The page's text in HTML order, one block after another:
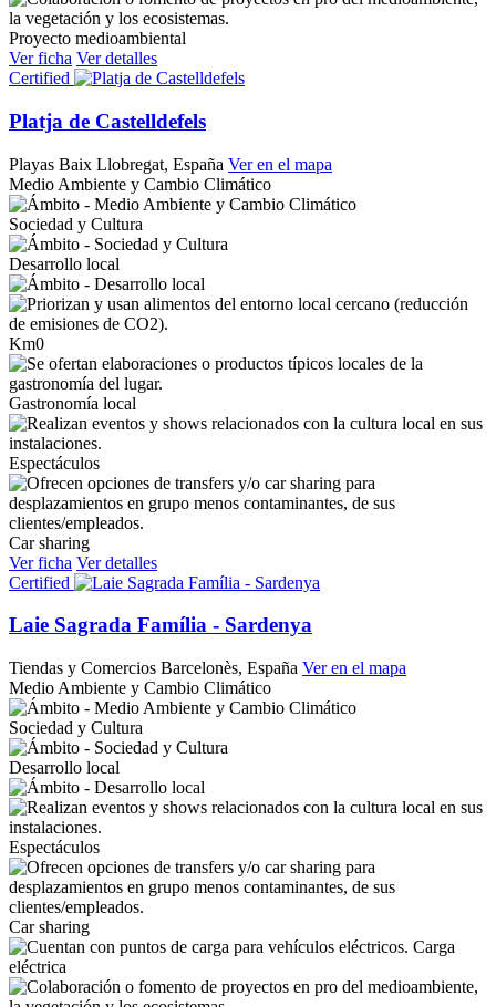
Proyecto medioambiental
Ver ficha Ver detalles
Certified
Platja de Castelldefels
Playas Baix Llobregat, España Ver en el mapa
Medio Ambiente y Cambio Climático
Sociedad y Cultura
Desarrollo local
Km0
Gastronomía local
Espectáculos
Car sharing
Ver ficha Ver detalles
Certified
Laie Sagrada Família - Sardenya
Tiendas y Comercios Barcelonès, España Ver en el mapa
Medio Ambiente y Cambio Climático
Sociedad y Cultura
Desarrollo local
Espectáculos
Car sharing
Carga
eléctrica